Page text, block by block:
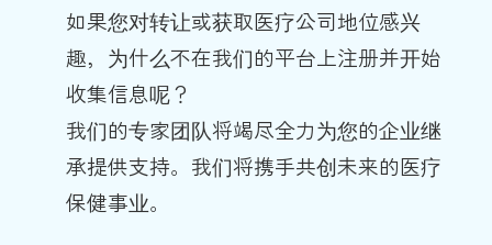
如果您对转让或获取医疗公司地位感兴
趣，为什么不在我们的平台上注册并开始
收集信息呢？
我们的专家团队将竭尽全力为您的企业继
承提供支持。我们将携手共创未来的医疗
保健事业。